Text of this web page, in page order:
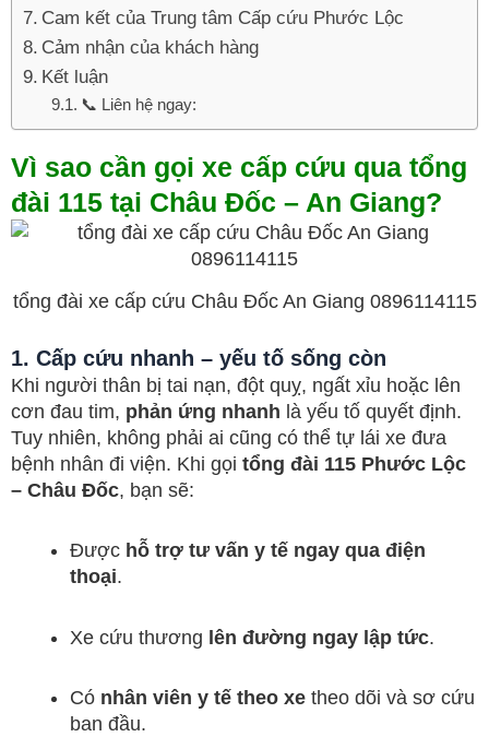
Cam kết của Trung tâm Cấp cứu Phước Lộc
Cảm nhận của khách hàng
Kết luận
📞 Liên hệ ngay:
Vì sao cần gọi xe cấp cứu qua tổng
đài 115 tại Châu Đốc – An Giang?
tổng đài xe cấp cứu Châu Đốc An Giang 0896114115
1. Cấp cứu nhanh – yếu tố sống còn
Khi người thân bị tai nạn, đột quỵ, ngất xỉu hoặc lên
cơn đau tim, phản ứng nhanh là yếu tố quyết định.
Tuy nhiên, không phải ai cũng có thể tự lái xe đưa
bệnh nhân đi viện. Khi gọi tổng đài 115 Phước Lộc
– Châu Đốc, bạn sẽ:
Được hỗ trợ tư vấn y tế ngay qua điện
thoại.
Xe cứu thương lên đường ngay lập tức.
Có nhân viên y tế theo xe theo dõi và sơ cứu
ban đầu.